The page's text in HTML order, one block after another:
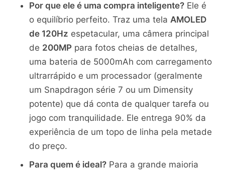
Por que ele é uma compra inteligente?Ele é
o equilíbrio perfeito. Traz uma tela AMOLED
de 120Hz espetacular, uma câmera principal
de 200MPpara fotos cheias de detalhes,
uma bateria de 5000mAh com carregamento
ultrarrápido e um processador (geralmente
um Snapdragon série 7 ou um Dimensity
potente) que dá conta de qualquer tarefa ou
jogo com tranquilidade. Ele entrega 90% da
experiência de um topo de linha pela metade
do preço.
Para quem é ideal?Para a grande maioria